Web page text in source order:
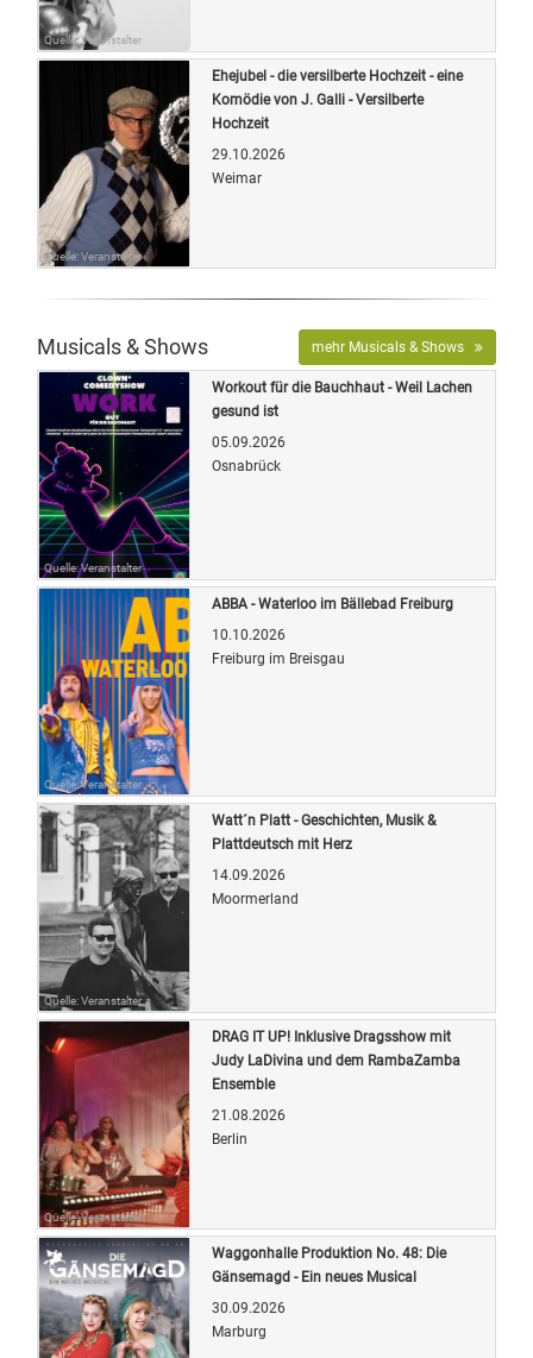
Quelle: Veranstalter
Quelle: Veranstalter
Ehejubel - die versilberte Hochzeit - eine
Komödie von J. Galli - Versilberte
Hochzeit
29.10.2026
Weimar
Musicals & Shows mehr Musicals & Shows
Quelle: Veranstalter
Workout für die Bauchhaut - Weil Lachen
gesund ist
05.09.2026
Osnabrück
Quelle: Veranstalter
ABBA - Waterloo im Bällebad Freiburg
10.10.2026
Freiburg im Breisgau
Quelle: Veranstalter
Watt´n Platt - Geschichten, Musik &
Plattdeutsch mit Herz
14.09.2026
Moormerland
Quelle: Veranstalter
DRAG IT UP! Inklusive Dragsshow mit
Judy LaDivina und dem RambaZamba
Ensemble
21.08.2026
Berlin
Waggonhalle Produktion No. 48: Die
Gänsemagd - Ein neues Musical
30.09.2026
Marburg